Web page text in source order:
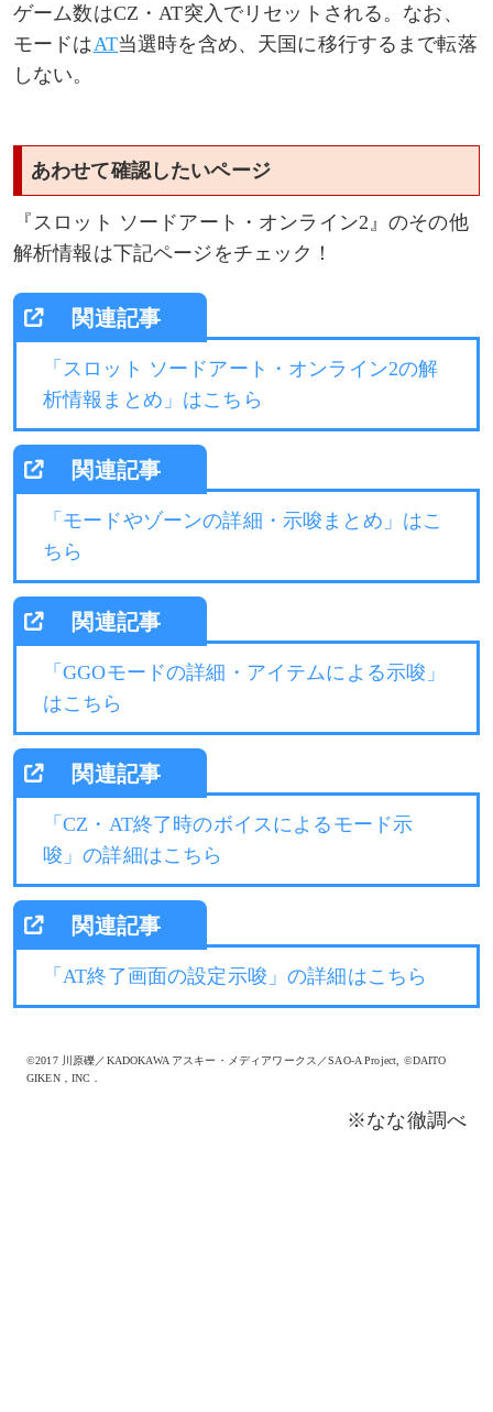
ゲーム数はCZ・AT突入でリセットされる。なお、
モードはAT当選時を含め、天国に移行するまで転落
しない。
あわせて確認したいページ
『スロット ソードアート・オンライン2』のその他
解析情報は下記ページをチェック！
「スロット ソードアート・オンライン2の解
析情報まとめ」はこちら
「モードやゾーンの詳細・示唆まとめ」はこ
ちら
「GGOモードの詳細・アイテムによる示唆」
はこちら
「CZ・AT終了時のボイスによるモード示
唆」の詳細はこちら
「AT終了画面の設定示唆」の詳細はこちら
©2017 川原礫／KADOKAWA アスキー・メディアワークス／SAO-A Project, ©DAITO
GIKEN，INC．
※なな徹調べ